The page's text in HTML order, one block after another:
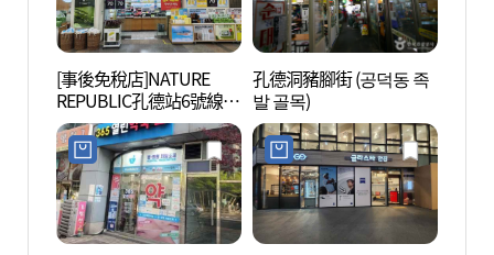
[事後免稅店]NATURE
REPUBLIC孔德站6號線店
(네이처리퍼블릭 공덕역6
호선점)
孔德洞豬腳街 (공덕동 족
발 골목)